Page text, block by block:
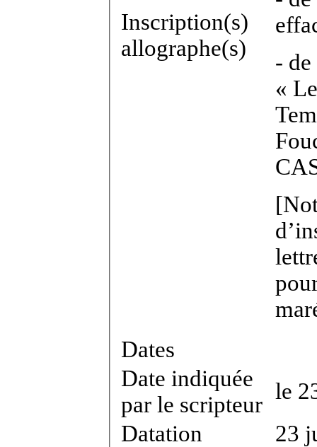
Inscription(s)
allographe(s)
-
«
Dates
Date indiquée
par le scripteur
le
Datation
23